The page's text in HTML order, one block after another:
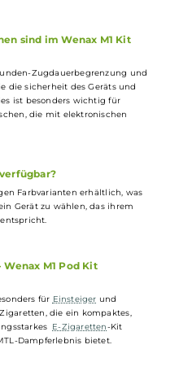
das dem einer echten
Dies macht den Umstieg auf die
Mit einer festen Dual-Side
bietet das Wenax M1 Kit
Dampferfahrung.
Pods gefüllt?
Side-Fill-System unter
schnell und sauber in den
der Pods?
der Pods entwickeln einen
für dichten Dampf. Am Ende
gesamten Pods einfach durch
des Geräts einfach und